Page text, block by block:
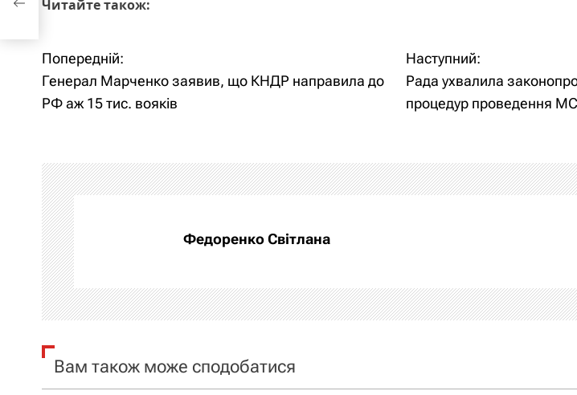
Читайте також:
Н
а
і
г
а
ц
і
я
Попередній:
Генерал Марченко заявив, що КНДР направила до
РФ аж 15 тис. вояків
Наступний:
Рада ухвалила
процедур проведення
Федоренко Світлана
Вам також може сподобатися